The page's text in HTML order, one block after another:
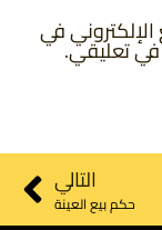
في
في تعليقي.
التالي
حكم بيع العينة